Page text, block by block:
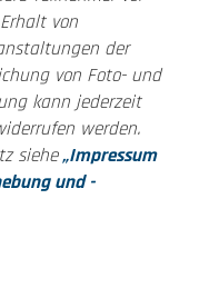
von
der
von Foto- und
kann jederzeit
werden.
siehe„Impressum
und -